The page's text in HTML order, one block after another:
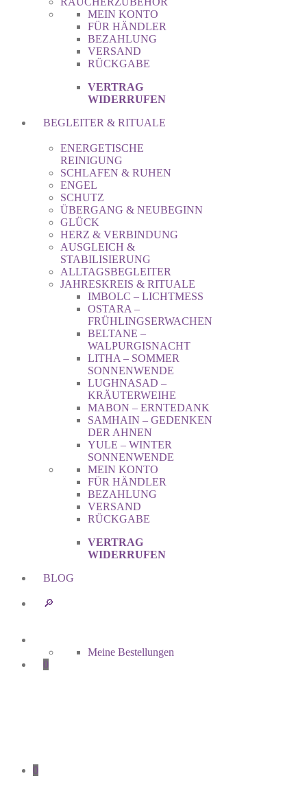
MEIN KONTO
FÜR HÄNDLER
BEZAHLUNG
VERSAND
RÜCKGABE
VERTRAG
WIDERRUFEN
BEGLEITER & RITUALE
ENERGETISCHE
REINIGUNG
SCHLAFEN & RUHEN
ENGEL
SCHUTZ
ÜBERGANG & NEUBEGINN
GLÜCK
HERZ & VERBINDUNG
AUSGLEICH &
STABILISIERUNG
ALLTAGSBEGLEITER
JAHRESKREIS & RITUALE
IMBOLC – LICHTMESS
OSTARA –
FRÜHLINGSERWACHEN
BELTANE –
WALPURGISNACHT
LITHA – SOMMER
SONNENWENDE
LUGHNASAD –
KRÄUTERWEIHE
MABON – ERNTEDANK
SAMHAIN – GEDENKEN
DER AHNEN
YULE – WINTER
SONNENWENDE
MEIN KONTO
FÜR HÄNDLER
BEZAHLUNG
VERSAND
RÜCKGABE
VERTRAG
WIDERRUFEN
BLOG
🔎︎
Meine Bestellungen
0
0